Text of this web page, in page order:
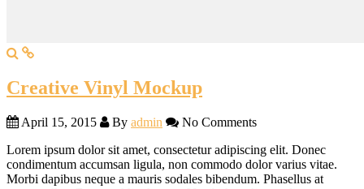
Creative Vinyl Mockup
April 15, 2015 By admin
No Comments
Lorem ipsum dolor sit amet, consectetur adipiscing elit. Donec
condimentum accumsan ligula, non commodo dolor varius vitae.
Morbi dapibus neque a mauris sodales bibendum. Phasellus at